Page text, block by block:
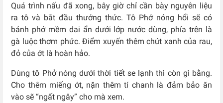
Quá trình nấu đã xong, bây giờ chỉ cần bày nguyên liệu
ra tô và bắt đầu thưởng thức. Tô Phở nóng hổi sẽ có
bánh phở mềm dai ẩn dưới lớp nước dùng, phía trên là
gà luộc thơm phức. Điểm xuyến thêm chút xanh của rau,
đỏ của ớt là hoàn hảo.
Dùng tô Phở nóng dưới thời tiết se lạnh thì còn gì bằng.
Cho thêm miếng ớt, nặn thêm tí chanh là đảm bảo ăn
vào sẽ “ngất ngây” cho mà xem.